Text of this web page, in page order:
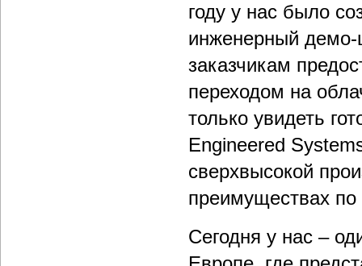
году у нас было
инженерный демо-
заказчикам
переходом на
только увидеть
Engineered
сверхвысокой
преимуществах
Сегодня у нас –